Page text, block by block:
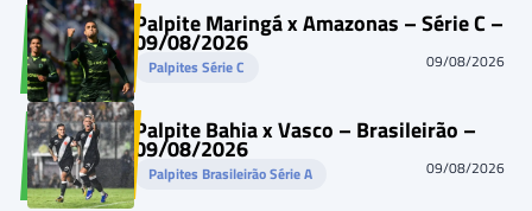
Palpite Maringá x Amazonas – Série C –
09/08/2026
Palpites Série C 09/08/2026
Palpite Bahia x Vasco – Brasileirão –
09/08/2026
Palpites Brasileirão Série A 09/08/2026